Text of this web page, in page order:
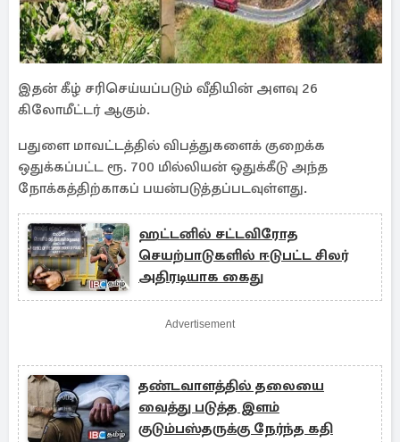
இதன் கீழ் சரிசெய்யப்படும் வீதியின் அளவு 26
கிலோமீட்டர் ஆகும்.
பதுளை மாவட்டத்தில் விபத்துகளைக் குறைக்க
ஒதுக்கப்பட்ட ரூ. 700 மில்லியன் ஒதுக்கீடு அந்த
நோக்கத்திற்காகப் பயன்படுத்தப்படவுள்ளது.
ஹட்டனில் சட்டவிரோத
செயற்பாடுகளில் ஈடுபட்ட சிலர்
அதிரடியாக கைது
Advertisement
தண்டவாளத்தில் தலையை
வைத்து படுத்த இளம்
குடும்பஸ்தருக்கு நேர்ந்த கதி